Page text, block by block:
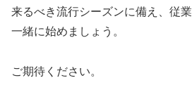
来るべき流行シーズンに備え、従
一緒に始めましょう。
ご期待ください。